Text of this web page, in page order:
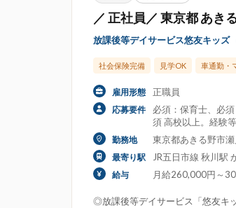
／ 正社員／ 東京都 あき
放課後等デイサービス悠友キッズ
社会保険完備 見学OK 車通勤・
雇用形態 正職員
応募要件
必須：保育士、必
須 高校以上。経験
勤務地 東京都あきる野市
最寄り駅 JR五日市線 秋川駅
給与 月給260,000円～
◎放課後等デイサービス「悠友キ